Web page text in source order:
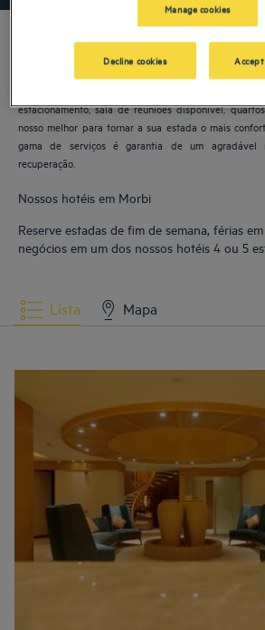
estacionamento, sala de reuniões disponível,
nosso melhor para tornar a sua estada o mais
gama de serviços é garantia de um agradável
recuperação.
Nossos hotéis em Morbi
Reserve estadas de fim de semana, férias
negócios em um dos nossos hotéis 4 ou 5
Lista Mapa
Manage cookies
Decline cookies